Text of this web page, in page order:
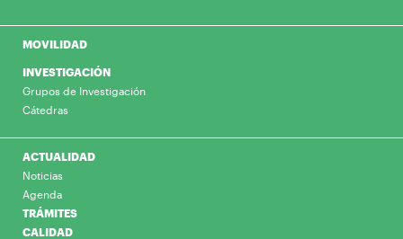
MOVILIDAD
INVESTIGACIÓN
Grupos de Investigación
Cátedras
ACTUALIDAD
Noticias
Agenda
TRÁMITES
CALIDAD